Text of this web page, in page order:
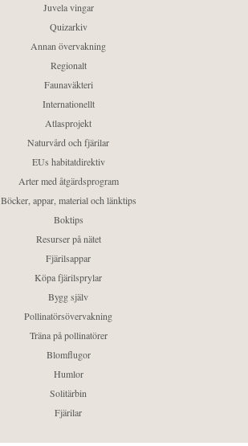
Juvela vingar
Quizarkiv
Annan övervakning
Regionalt
Faunaväkteri
Internationellt
Atlasprojekt
Naturvård och fjärilar
EUs habitatdirektiv
Arter med åtgärdsprogram
Böcker, appar, material och länktips
Boktips
Resurser på nätet
Fjärilsappar
Köpa fjärilsprylar
Bygg själv
Pollinatörsövervakning
Träna på pollinatörer
Blomflugor
Humlor
Solitärbin
Fjärilar